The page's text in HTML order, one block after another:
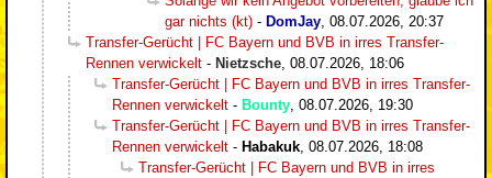
gar nichts (kt) - DomJay 08.07.2026, 20:37
Transfer-Gerücht | FC Bayern und BVB in irres Transfer-
Rennen verwickelt - Nietzsche 08.07.2026, 18:06
Transfer-Gerücht | FC Bayern und BVB in irres Transfer-
Rennen verwickelt - Bounty 08.07.2026, 19:30
Transfer-Gerücht | FC Bayern und BVB in irres Transfer-
Rennen verwickelt - Habakuk 08.07.2026, 18:08
Transfer-Gerücht | FC Bayern und BVB in irres